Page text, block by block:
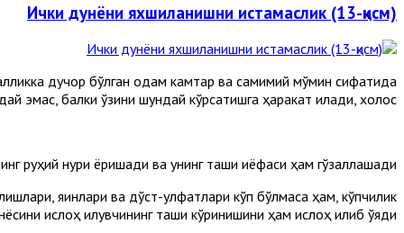
Ички дунёни яхшиланишни истамаслик (13-қисм)
дучор бўлган одам камтар ва самимий мўмин сифатида
эмас, балки ўзини шундай кўрсатишга ҳаракат қилади, холос.
руҳий нури ёришади ва унинг ташқи қиёфаси ҳам гўзаллашади.
яқинлари ва дўст-улфатлари кўп бўлмаса ҳам, кўпчилик
ислоҳ қилувчининг ташқи кўринишини ҳам ислоҳ қилиб қўяди.